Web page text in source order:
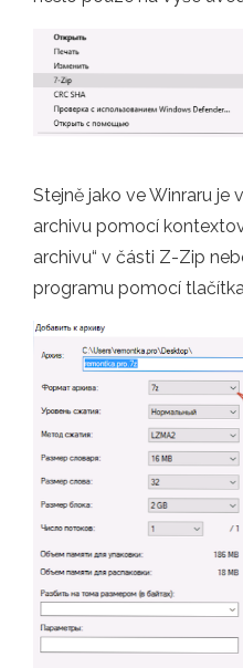
Stejně jako ve Winraru
archivu pomocí
archivu“ v části Z-Zip
programu pomocí tlačítka